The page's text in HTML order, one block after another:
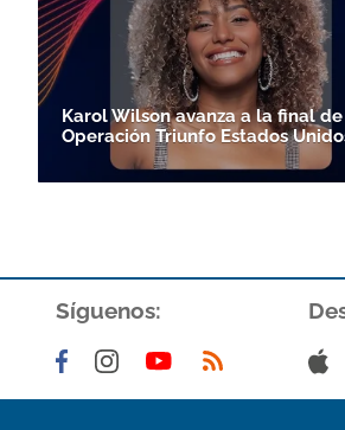
Karol Wilson avanza a la final de
Operación Triunfo Estados
Síguenos: